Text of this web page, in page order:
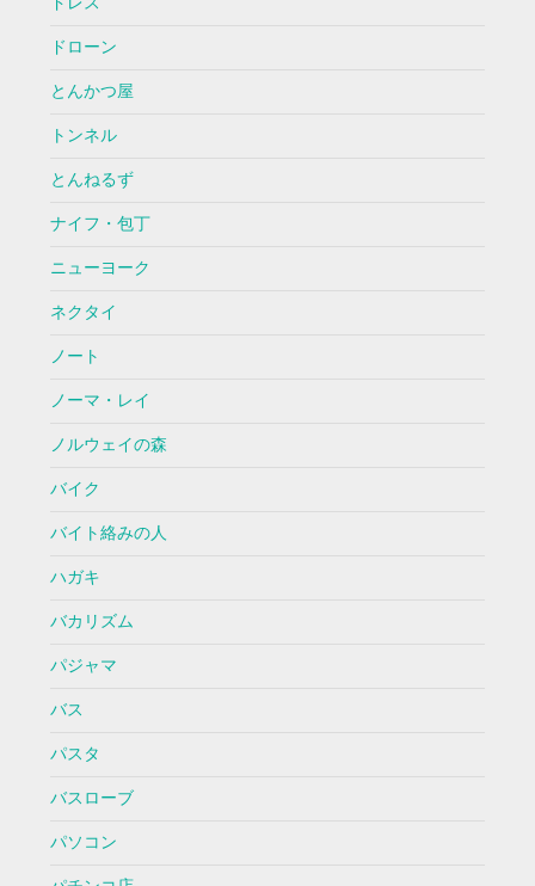
ドローン
とんかつ屋
トンネル
とんねるず
ナイフ・包丁
ニューヨーク
ネクタイ
ノート
ノーマ・レイ
ノルウェイの森
バイク
バイト絡みの人
ハガキ
バカリズム
パジャマ
バス
パスタ
バスローブ
パソコン